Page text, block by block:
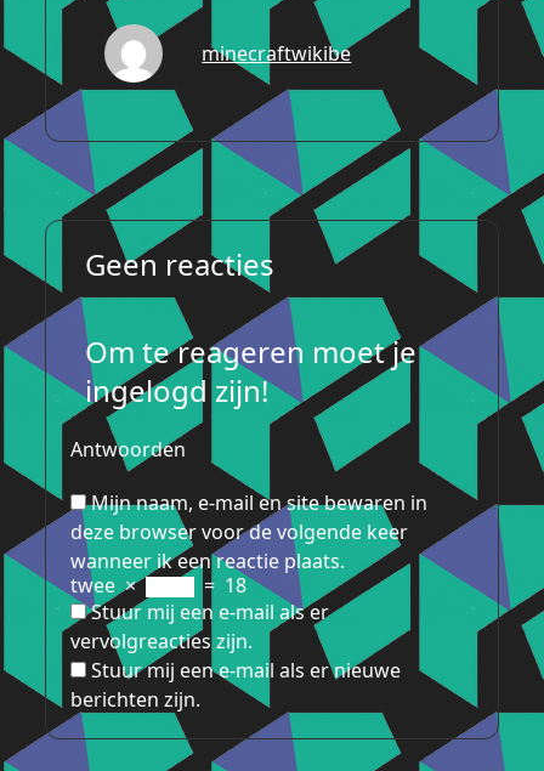
minecraftwikibe
Geen reacties
Om te reageren moet je
ingelogd zijn!
Antwoorden
Mijn naam, e-mail en site bewaren in
deze browser voor de volgende keer
wanneer ik een reactie plaats.
twee × = 18
Stuur mij een e-mail als er
vervolgreacties zijn.
Stuur mij een e-mail als er nieuwe
berichten zijn.